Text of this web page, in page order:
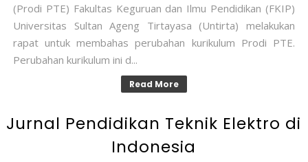
(Prodi PTE) Fakultas Keguruan dan Ilmu Pendidikan (FKIP)
Universitas Sultan Ageng Tirtayasa (Untirta) melakukan
rapat untuk membahas perubahan kurikulum Prodi PTE.
Perubahan kurikulum ini d...
Read More
Jurnal Pendidikan Teknik Elektro di
Indonesia